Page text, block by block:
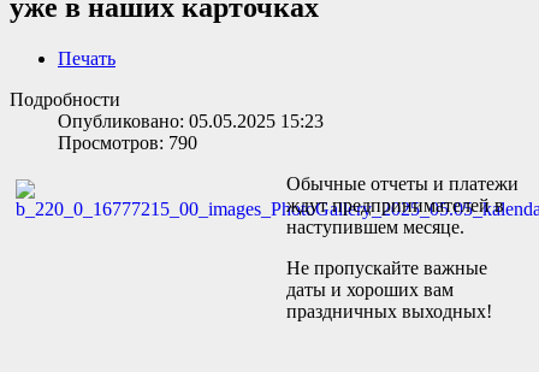
уже в наших карточках
Печать
Подробности
Опубликовано: 05.05.2025 15:23
Просмотров: 790
Обычные отчеты и платежи
ждут предпринимателей в
наступившем месяце.
Не пропускайте важные
даты и хороших вам
праздничных выходных!